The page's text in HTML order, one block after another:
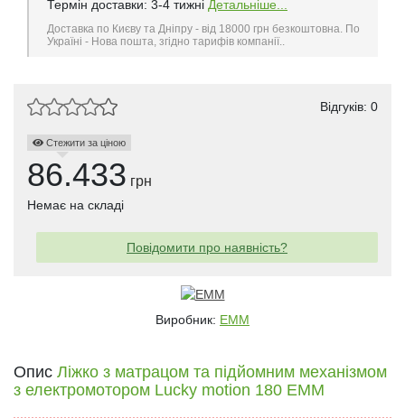
Термін доставки: 3-4 тижні Детальніше...
Доставка по Києву та Дніпру - від 18000 грн безкоштовна. По
Україні - Нова пошта, згідно тарифів компанії..
Відгуків: 0
Стежити за ціною
86.433 грн
Немає на складі
Повідомити про наявність?
Виробник: EMM
Опис Ліжко з матрацом та підйомним механізмом
з електромотором Lucky motion 180 EMM